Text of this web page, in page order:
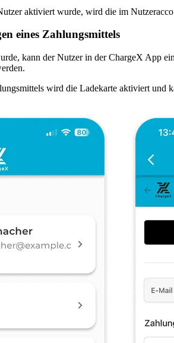
aktiviert wurde, wird die im
eines Zahlungsmittels
kann der Nutzer in der ChargeX App
wird die Ladekarte aktiviert